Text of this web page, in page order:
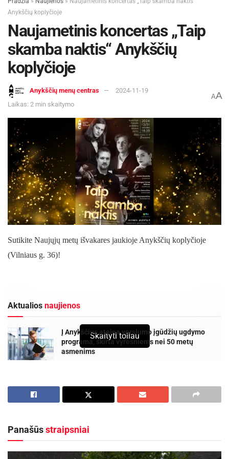
Anykščių koplyčioje
Naujametinis koncertas „Taip
skamba naktis“ Anykščių
koplyčioje
Anykščių menų centras
2024-11-19
Laikas: 2 min skaitymo
AA
Sutikite Naujųjų metų išvakares jaukioje Anykščių koplyčioje
(Vilniaus g. 36)!
Aktualios naujienos
Į Anykščius ateina verslumo įgūdžių ugdymo
programa, skirta vyresniems nei 50 metų
asmenims
artimoje aplinkoje keitimo programa“
2026-08-04
2024 12 31 d. 18 val. Išgirsite gražiausius lietuvių bei užsienio
kompozitorių kūrinius, virtusius klasika. Ypatingą šventinę
Skaityti toliau
Panašūsstraipsniai